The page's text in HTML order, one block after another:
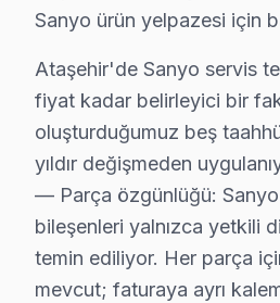
Yeni Çamlıca'da Sanyo TV
Yenisahra'da Sanyo TV
Yenisahra Mahallesi,
Yenişehir'de Sanyo TV
Yenişehir Mahallesi,
Sanyo Panel Teknolojisi
Sanyo ürün yelpazesi için
Ataşehir'de Sanyo servis
fiyat kadar belirleyici bir
oluşturduğumuz beş
yıldır değişmeden
— Parça özgünlüğü:
bileşenleri yalnızca yetkili
temin ediliyor. Her parça
mevcut; faturaya ayrı